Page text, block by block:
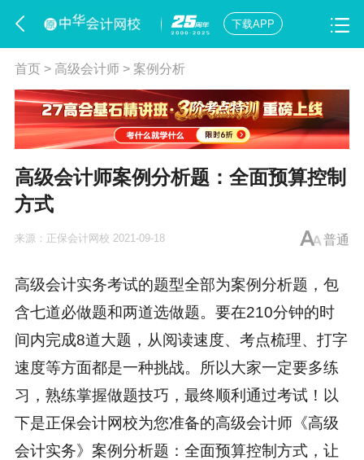
下载APP
首页> 高级会计师> 案例分析
高级会计师案例分析题：全面预算控制
方式
普通
来源： 正保会计网校 2021-09-18
高级会计实务考试的题型全部为案例分析题，包
含七道必做题和两道选做题。要在210分钟的时
间内完成8道大题，从阅读速度、考点梳理、打字
速度等方面都是一种挑战。所以大家一定要多练
习，熟练掌握做题技巧，最终顺利通过考试！以
下是正保会计网校为您准备的高级会计师《高级
会计实务》案例分析题：全面预算控制方式，让